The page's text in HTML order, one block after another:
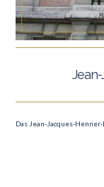
Das Jean-Jacques-